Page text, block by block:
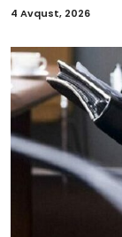
4 Avqust, 2026